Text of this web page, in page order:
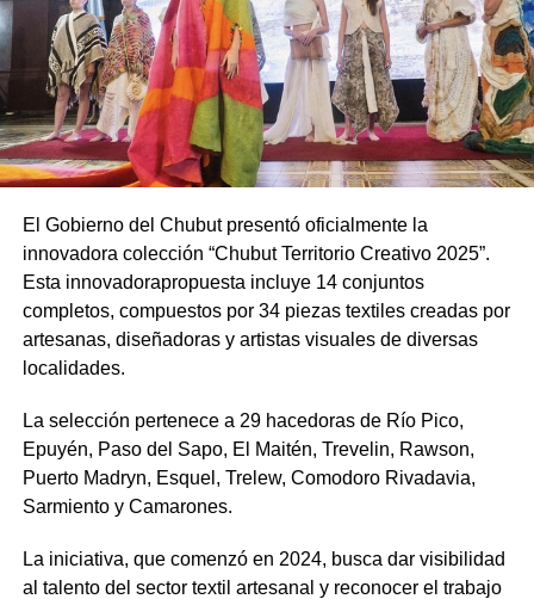
El Gobierno del Chubut presentó oficialmente la
innovadora colección “Chubut Territorio Creativo 2025”.
Esta innovadorapropuesta incluye 14 conjuntos
completos, compuestos por 34 piezas textiles creadas por
artesanas, diseñadoras y artistas visuales de diversas
localidades.
La selección pertenece a 29 hacedoras de Río Pico,
Epuyén, Paso del Sapo, El Maitén, Trevelin, Rawson,
Puerto Madryn, Esquel, Trelew, Comodoro Rivadavia,
Sarmiento y Camarones.
La iniciativa, que comenzó en 2024, busca dar visibilidad
al talento del sector textil artesanal y reconocer el trabajo